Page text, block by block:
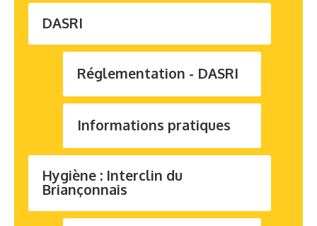
DASRI
Réglementation - DASRI
Informations pratiques
Hygiène : Interclin du
Briançonnais